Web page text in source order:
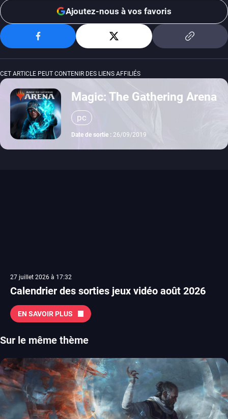
Ajoutez-nous à vos favoris
CET ARTICLE PEUT CONTENIR DES LIENS AFFILIÉS
Magic: The Gathering Arena
pc
Date de sortie : 26/09/2019
27 juillet 2026 à 17:32
Calendrier des sorties jeux vidéo août 2026
EN SAVOIR PLUS
Sur le même thème